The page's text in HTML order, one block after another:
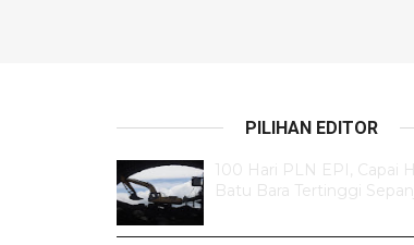
PILIHAN EDITOR
100 Hari PLN EPI, Capai
Batu Bara Tertinggi